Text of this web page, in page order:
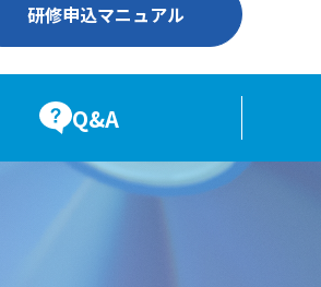
研修申込マニュアル
Q&A